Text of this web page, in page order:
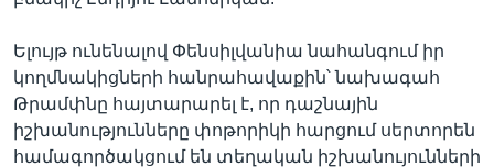
Ելույթ ունենալով Փենսիլվանիա նահանգում իր
կողմնակիցների հանրահավաքին՝ նախագահ
Թրամփնը հայտարարել է, որ դաշնային
իշխանությունները փոթորիկի հարցում սերտորեն
համագործակցում են տեղական իշխանույունների